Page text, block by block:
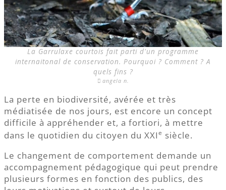
La Garrulaxe courtois fait parti d'un programme
internaitonal de conservation. Pourquoi ? Comment ? A
quels fins ?
angela n.
La perte en biodiversité, avérée et très
médiatisée de nos jours, est encore un concept
difficile à appréhender et, a fortiori, à mettre
dans le quotidien du citoyen du XXIe siècle.
Le changement de comportement demande un
accompagnement pédagogique qui peut prendre
plusieurs formes en fonction des publics, des